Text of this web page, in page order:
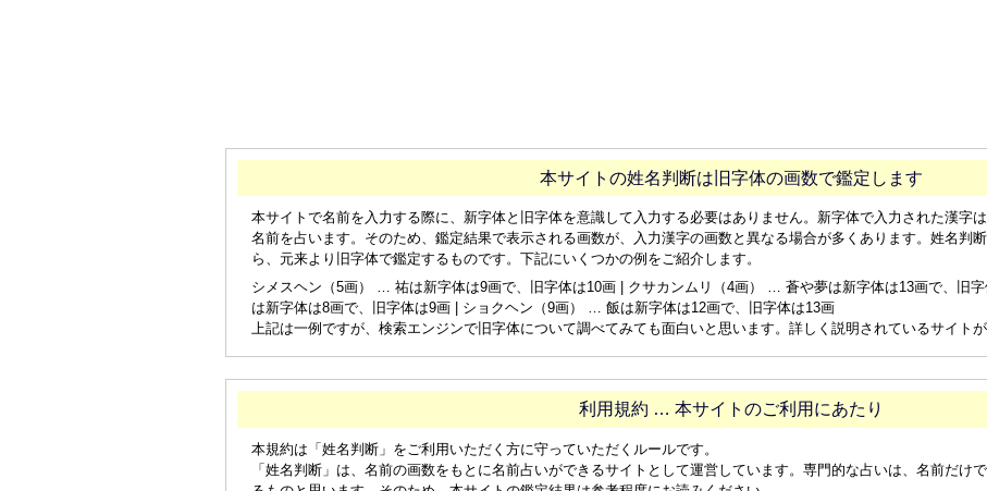
本サイトの姓名判断は旧字体の画数で鑑定します
本サイトで名前を入力する際に、新字体と旧字体を意識して入力する必要はありません。新字体で入力された漢字
名前を占います。そのため、鑑定結果で表示される画数が、入力漢字の画数と異なる場合が多くあります。姓名判
ら、元来より旧字体で鑑定するものです。下記にいくつかの例をご紹介します。
シメスヘン（5画） … 祐は新字体は9画で、旧字体は10画 | クサカンムリ（4画） … 蒼や夢は新字体は13画で、旧
は新字体は8画で、旧字体は9画 | ショクヘン（9画） … 飯は新字体は12画で、旧字体は13画
上記は一例ですが、検索エンジンで旧字体について調べてみても面白いと思います。詳しく説明されているサイトが
利用規約 … 本サイトのご利用にあたり
本規約は「姓名判断」をご利用いただく方に守っていただくルールです。
「姓名判断」は、名前の画数をもとに名前占いができるサイトとして運営しています。専門的な占いは、名前だけ